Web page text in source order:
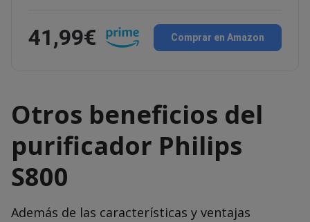
41,99€ Comprar en Amazon
Otros beneficios del
purificador Philips
S800
Además de las características y ventajas